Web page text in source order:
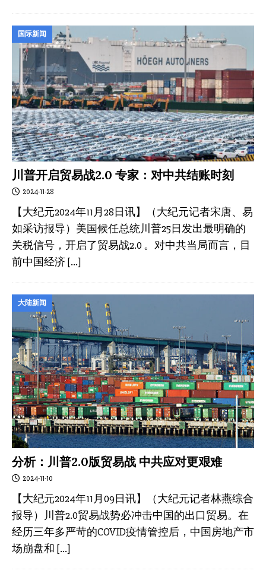
国际新闻
川普开启贸易战2.0 专家：对中共结账时刻
2024-11-28
【大纪元2024年11月28日讯】（大纪元记者宋唐、易
如采访报导）美国候任总统川普25日发出最明确的
关税信号，开启了贸易战2.0 。对中共当局而言，目
前中国经济[…]
大陆新闻
分析：川普2.0版贸易战 中共应对更艰难
2024-11-10
【大纪元2024年11月09日讯】（大纪元记者林燕综合
报导）川普2.0贸易战势必冲击中国的出口贸易。在
经历三年多严苛的COVID疫情管控后，中国房地产市
场崩盘和 […]